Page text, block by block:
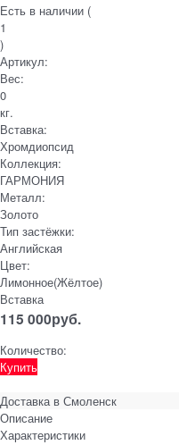
Есть в наличии (
1
)
Артикул:
Вес:
0
кг.
Вставка:
Хромдиопсид
Коллекция:
ГАРМОНИЯ
Металл:
Золото
Тип застёжки:
Английская
Цвет:
Лимонное(Жёлтое)
Вставка
115 000руб.
Количество:
Купить
Доставка в Смоленск
Описание
Характеристики